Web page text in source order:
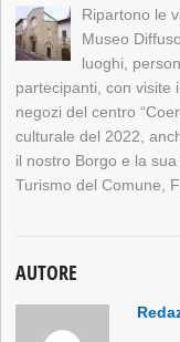
Ripartono le
Museo
luoghi,
partecipanti, con visite
negozi del centro
culturale del 2022,
il nostro Borgo e la
Turismo del Comune,
AUTORE